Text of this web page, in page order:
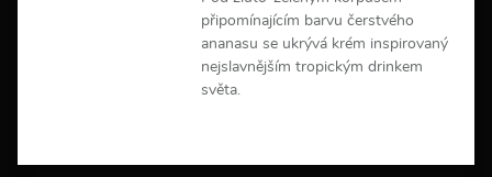
připomínajícím barvu čerstvého
ananasu se ukrývá krém inspirovaný
nejslavnějším tropickým drinkem
světa.